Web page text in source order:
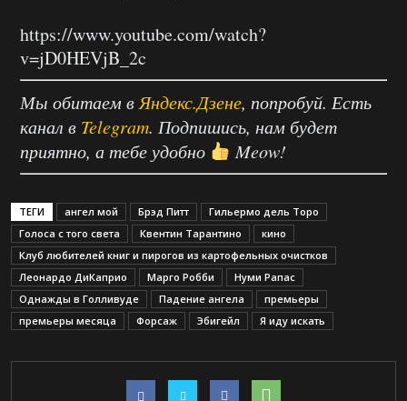
https://www.youtube.com/watch?
v=jD0HEVjB_2c
Мы обитаем в Яндекс.Дзене, попробуй. Есть
канал в Telegram. Подпишись, нам будет
приятно, а тебе удобно
Meow!
ТЕГИ ангел мой Брэд Питт
Гильермо дель Торо
Голоса с того света
Квентин Тарантино
кино
Клуб любителей книг и пирогов из картофельных очистков
Леонардо ДиКаприо
Марго Робби
Нуми Рапас
Однажды в Голливуде
Падение ангела
премьеры
премьеры месяца
Форсаж Эбигейл Я иду искать